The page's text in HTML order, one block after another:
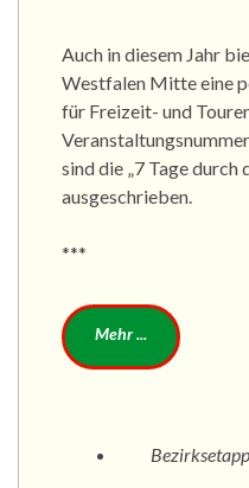
Auch in diesem Jahr
Westfalen Mitte eine
für Freizeit- und
sind die „7 Tage
ausgeschrieben.
***